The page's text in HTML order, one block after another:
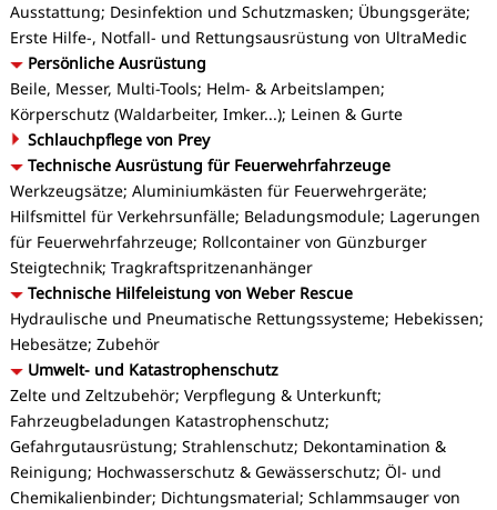
Ausstattung; Desinfektion und Schutzmasken; Übungsgeräte;
Erste Hilfe-, Notfall- und Rettungsausrüstung von UltraMedic
Persönliche Ausrüstung
Beile, Messer, Multi-Tools; Helm- & Arbeitslampen;
Körperschutz (Waldarbeiter, Imker...); Leinen & Gurte
Schlauchpflege von Prey
Technische Ausrüstung für Feuerwehrfahrzeuge
Werkzeugsätze; Aluminiumkästen für Feuerwehrgeräte;
Hilfsmittel für Verkehrsunfälle; Beladungsmodule; Lagerungen
für Feuerwehrfahrzeuge; Rollcontainer von Günzburger
Steigtechnik; Tragkraftspritzenanhänger
Technische Hilfeleistung von Weber Rescue
Hydraulische und Pneumatische Rettungssysteme; Hebekissen;
Hebesätze; Zubehör
Umwelt- und Katastrophenschutz
Zelte und Zeltzubehör; Verpflegung & Unterkunft;
Fahrzeugbeladungen Katastrophenschutz;
Gefahrgutausrüstung; Strahlenschutz; Dekontamination &
Reinigung; Hochwasserschutz & Gewässerschutz; Öl- und
Chemikalienbinder; Dichtungsmaterial; Schlammsauger von